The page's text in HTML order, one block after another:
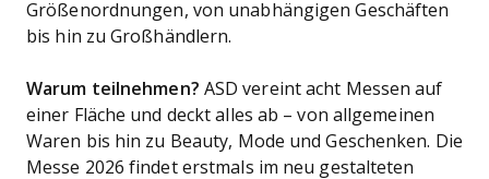
Größenordnungen, von unabhängigen Geschäften
bis hin zu Großhändlern.
Warum teilnehmen? ASD vereint acht Messen auf
einer Fläche und deckt alles ab – von allgemeinen
Waren bis hin zu Beauty, Mode und Geschenken. Die
Messe 2026 findet erstmals im neu gestalteten